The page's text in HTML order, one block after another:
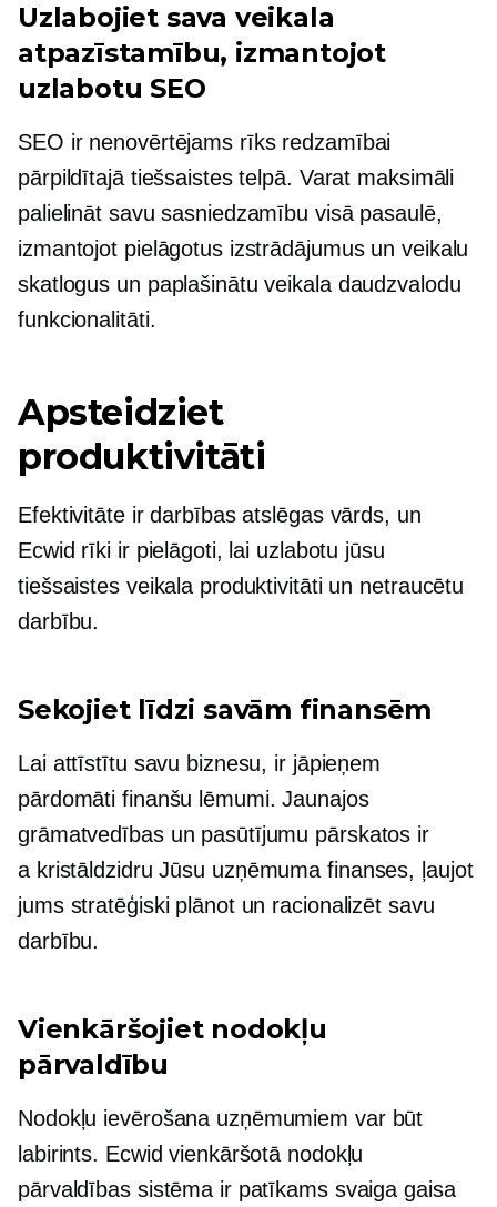
Uzlabojiet sava veikala
atpazīstamību, izmantojot
uzlabotu SEO
SEO ir nenovērtējams rīks redzamībai
pārpildītajā tiešsaistes telpā. Varat maksimāli
palielināt savu sasniedzamību visā pasaulē,
izmantojot pielāgotus izstrādājumus un veikalu
skatlogus un paplašinātu veikala daudzvalodu
funkcionalitāti.
Apsteidziet
produktivitāti
Efektivitāte ir darbības atslēgas vārds, un
Ecwid rīki ir pielāgoti, lai uzlabotu jūsu
tiešsaistes veikala produktivitāti un netraucētu
darbību.
Sekojiet līdzi savām finansēm
Lai attīstītu savu biznesu, ir jāpieņem
pārdomāti finanšu lēmumi. Jaunajos
grāmatvedības un pasūtījumu pārskatos ir
a kristāldzidru Jūsu uzņēmuma finanses, ļaujot
jums stratēģiski plānot un racionalizēt savu
darbību.
Vienkāršojiet nodokļu
pārvaldību
Nodokļu ievērošana uzņēmumiem var būt
labirints. Ecwid vienkāršotā nodokļu
pārvaldības sistēma ir patīkams svaiga gaisa